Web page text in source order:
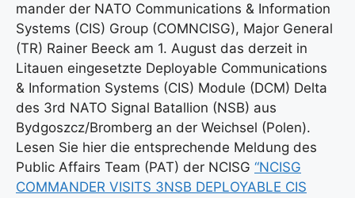
man­der der NATO Com­mu­ni­ca­ti­ons & Infor­ma­ti­on
Sys­tems (CIS) Group (COMNCISG), Major Gene­ral
(TR) Rai­ner Beeck am 1. August das der­zeit in
Litau­en ein­ge­setz­te Deploya­ble Com­mu­ni­ca­ti­ons
& Infor­ma­ti­on Sys­tems (CIS) Modu­le (DCM) Del­ta
des 3rd NATO Signal Batal­li­on (NSB) aus
Bydgoszcz/Bromberg an der Weich­sel (Polen).
Lesen Sie hier die ent­spre­chen­de Mel­dung des
Public Affairs Team (PAT) der NCISG “NCISG
COMMANDER VISITS 3NSB DEPLOYABLE CIS